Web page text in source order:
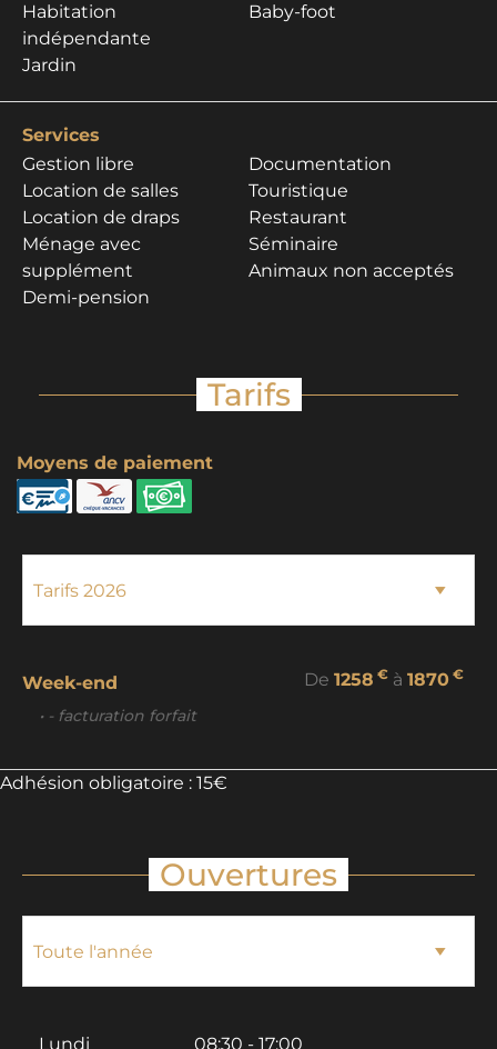
Habitation
indépendante
Jardin
Baby-foot
Services
Gestion libre
Location de salles
Location de draps
Ménage avec
supplément
Demi-pension
Documentation
Touristique
Restaurant
Séminaire
Animaux non acceptés
Tarifs
Moyens de paiement
Week-end De 1258 € à 1870 €
• - facturation forfait
Adhésion obligatoire : 15€
Ouvertures
Lundi 08:30 - 17:00